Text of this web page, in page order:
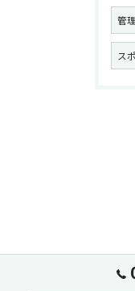
管理
ス